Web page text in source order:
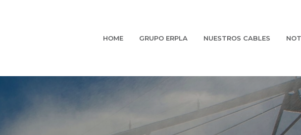
HOME GRUPO ERPLA NUESTROS CABLES